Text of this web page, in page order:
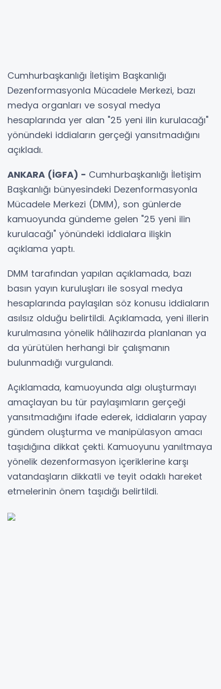
Cumhurbaşkanlığı İletişim Başkanlığı
Dezenformasyonla Mücadele Merkezi, bazı
medya organları ve sosyal medya
hesaplarında yer alan "25 yeni ilin kurulacağı"
yönündeki iddiaların gerçeği yansıtmadığını
açıkladı.
ANKARA (İGFA) - Cumhurbaşkanlığı İletişim
Başkanlığı bünyesindeki Dezenformasyonla
Mücadele Merkezi (DMM), son günlerde
kamuoyunda gündeme gelen "25 yeni ilin
kurulacağı" yönündeki iddialara ilişkin
açıklama yaptı.
DMM tarafından yapılan açıklamada, bazı
basın yayın kuruluşları ile sosyal medya
hesaplarında paylaşılan söz konusu iddiaların
asılsız olduğu belirtildi. Açıklamada, yeni illerin
kurulmasına yönelik hâlihazırda planlanan ya
da yürütülen herhangi bir çalışmanın
bulunmadığı vurgulandı.
Açıklamada, kamuoyunda algı oluşturmayı
amaçlayan bu tür paylaşımların gerçeği
yansıtmadığını ifade ederek, iddiaların yapay
gündem oluşturma ve manipülasyon amacı
taşıdığına dikkat çekti. Kamuoyunu yanıltmaya
yönelik dezenformasyon içeriklerine karşı
vatandaşların dikkatli ve teyit odaklı hareket
etmelerinin önem taşıdığı belirtildi.